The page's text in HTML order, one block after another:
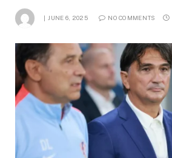
JUNE 6, 2025 NO COMMENTS